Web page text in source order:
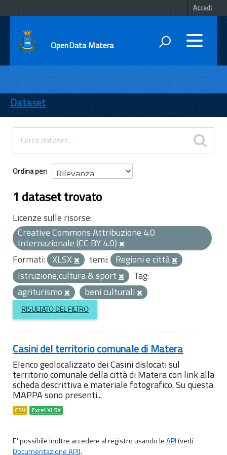
Accedi
OpenData Matera
ENTI
TEMI
INFORMAZIONI
Dataset
Ordina per
1 dataset trovato
Licenze sulle risorse:
Creative Commons Attribuzione 4.0
Internazionale (CC BY 4.0)
Formati: XLSX temi: Regioni e città
Istruzione,cultura & sport
Tag:
agriturismo
beni culturali
RISULTATO DEL FILTRO
Casini del territorio comunale di Matera
Elenco geolocalizzato dei Casini dislocati sul
territorio comunale della città di Matera con link alla
scheda descrittiva e materiale fotografico. Su questa
MAPPA sono presenti...
CSV Excel XLSX
E' possibile inoltre accedere al registro usando leAPI(vedi
Documentazione API).